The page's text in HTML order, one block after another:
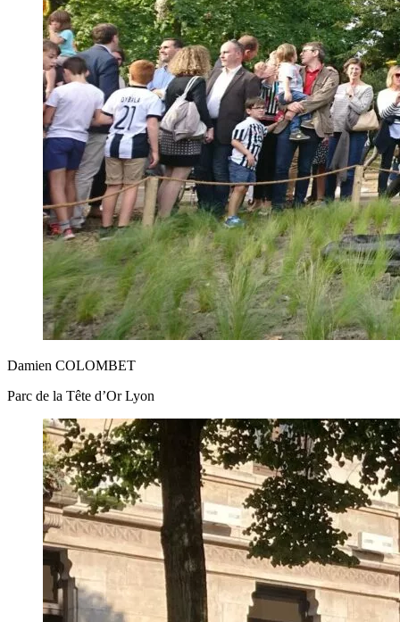
Damien COLOMBET
Parc de la Tête d’Or Lyon